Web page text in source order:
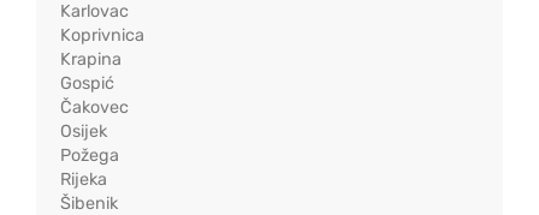
Karlovac
Koprivnica
Krapina
Gospić
Čakovec
Osijek
Požega
Rijeka
Šibenik